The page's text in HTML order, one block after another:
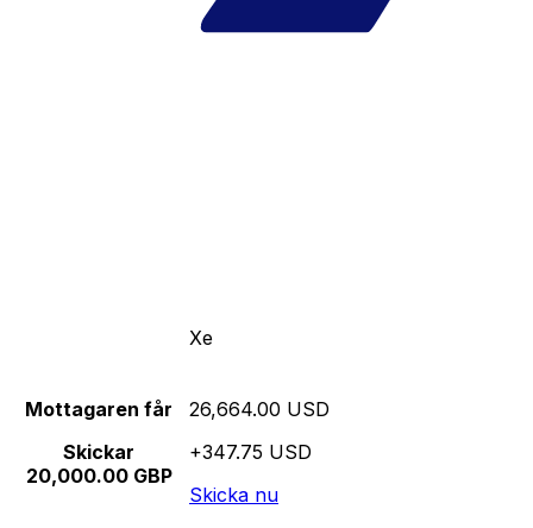
Xe
Mottagaren får
Skickar
20,000.00 GBP
26,664.00 USD
+347.75 USD
Skicka nu